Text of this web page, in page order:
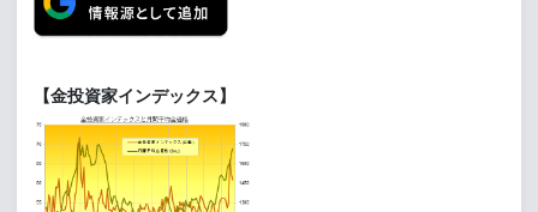
【金投資家インデックス】